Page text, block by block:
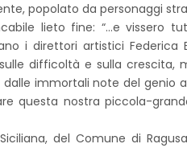
popolato da personaggi
lieto fine: “…e vissero
i direttori artistici Federica
difficoltà e sulla crescita,
immortali note del genio
questa nostra piccola-
del Comune di